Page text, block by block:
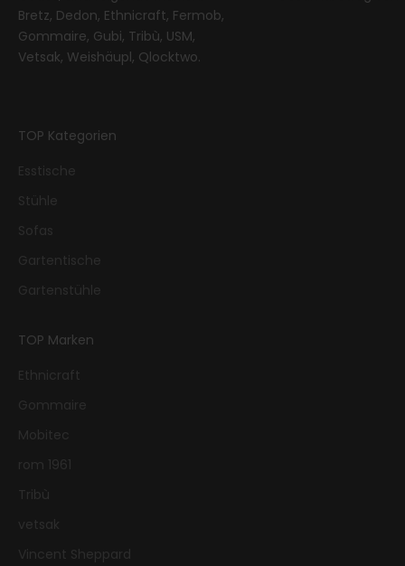
Bretz, Dedon, Ethnicraft, Fermob,
Gommaire, Gubi, Tribù, USM,
Vetsak, Weishäupl, Qlocktwo.
TOP Kategorien
Esstische
Stühle
Sofas
Gartentische
Gartenstühle
TOP Marken
Ethnicraft
Gommaire
Mobitec
rom 1961
Tribù
vetsak
Vincent Sheppard